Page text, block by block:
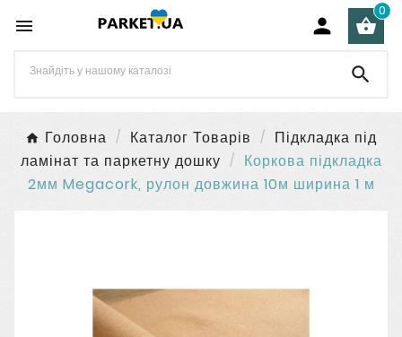
  
0

Головна Каталог Товарів
Підкладка під
ламінат та паркетну дошку
Коркова підкладка
2мм Megacork, рулон довжина 10м ширина 1 м